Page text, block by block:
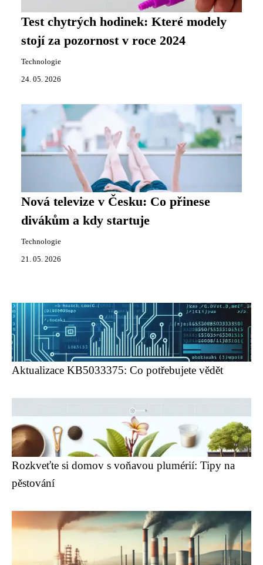
Test chytrých hodinek: Které modely
stojí za pozornost v roce 2024
Technologie
24. 05. 2026
Nová televize v Česku: Co přinese
divákům a kdy startuje
Technologie
21. 05. 2026
Aktualizace KB5033375: Co potřebujete vědět
Rozkveťte si domov s voňavou plumérií: Tipy na
pěstování